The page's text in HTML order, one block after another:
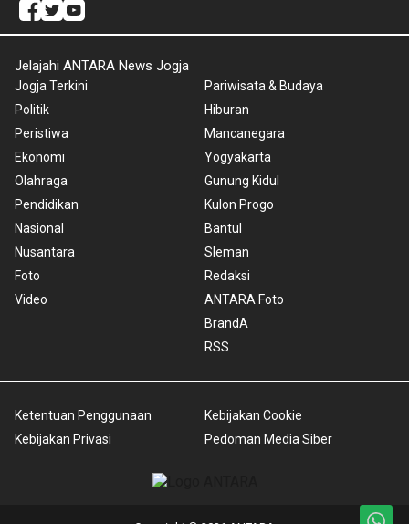
Jelajahi ANTARA News Jogja
Jogja Terkini
Politik
Peristiwa
Ekonomi
Olahraga
Pendidikan
Nasional
Nusantara
Foto
Video
Pariwisata & Budaya
Hiburan
Mancanegara
Yogyakarta
Gunung Kidul
Kulon Progo
Bantul
Sleman
Redaksi
ANTARA Foto
BrandA
RSS
Ketentuan Penggunaan
Kebijakan Privasi
Kebijakan Cookie
Pedoman Media Siber